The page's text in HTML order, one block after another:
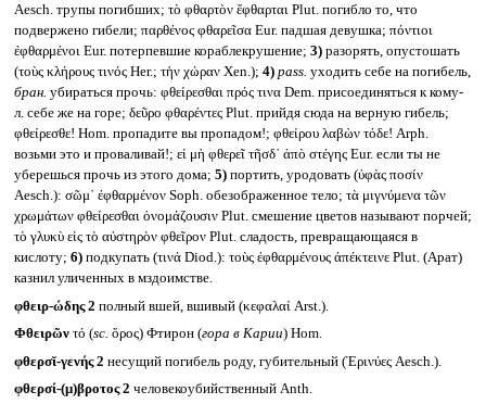
Aesch. трупы погибших; τὸ φθαρτὸν ἔφθαρται Plut. погибло то, что
подвержено гибели; παρθένος φθαρεῖσα Eur. падшая девушка; πόντιοι
ἐφθαρμένοι Eur. потерпевшие кораблекрушение; 3)разорять, опустошать
(τοὺς κλήρους τινός Her.; τὴν χώραν Xen.); 4) pass. уходить себе на погибель,
бран. убираться прочь: φθείρεσθαι πρός τινα Dem. присоединяться к кому-
л. себе же на горе; δεῦρο φθαρέντες Plut. прийдя сюда на верную гибель;
φθείρεσθε! Hom. пропадите вы пропадом!; φθείρου λαβὼν τόδε! Arph.
возьми это и проваливай!; εἰ μὴ φθερεῖ τῆσδ᾽ ἀπὸ στέγης Eur. если ты не
уберешься прочь из этого дома; 5)портить, уродовать (ὑφὰς ποσίν
Aesch.): σῶμ᾽ ἐφθαρμένον Soph. обезображенное тело; τὰ μιγνύμενα τῶν
χρωμάτων φθείρεσθαι ὀνομάζουσιν Plut. смешение цветов называют порчей;
τὸ γλυκὺ εἰς τὸ αὐστηρὸν φθεῖρον Plut. сладость, превращающаяся в
кислоту; 6)подкупать (τινά Diod.): τοὺς ἐφθαρμένους ἀπέκτεινε Plut. (Арат)
казнил уличенных в мздоимстве.
φθειρ-ώδης 2 полный вшей, вшивый (κεφαλαί Arst.).
Φθειρῶν τό (sc. ὄρος) Фтирон (гора в Карии) Hom.
φθερσῐ-γενής 2 несущий погибель роду, губительный (Ἐρινύες Aesch.).
φθερσί-(μ)βροτος 2 человекоубийственный Anth.